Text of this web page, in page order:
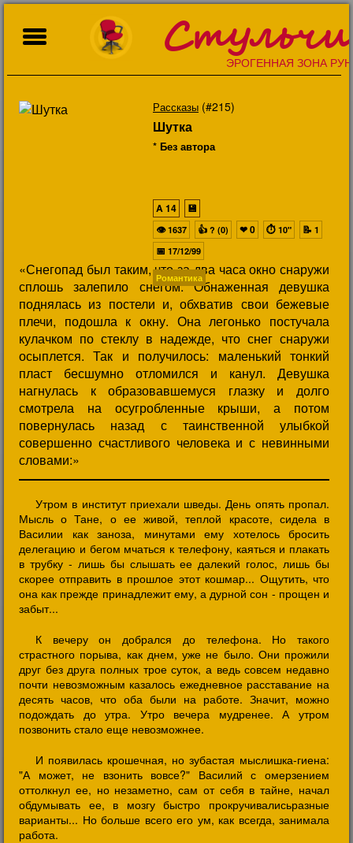
ЭРОГЕННАЯ ЗОНА
Рассказы (#215)
Шутка
* Без автора
«Снегопад был таким, что за два часа окно снаружи
сплошь залепило снегом. Обнаженная девушка
поднялась из постели и, обхватив свои бежевые
плечи, подошла к окну. Она легонько постучала
кулачком по стеклу в надежде, что снег снаружи
осыплется. Так и получилось: маленький тонкий
пласт бесшумно отломился и канул. Девушка
нагнулась к образовавшемуся глазку и долго
смотрела на осугробленные крыши, а потом
повернулась назад с таинственной улыбкой
совершенно счастливого человека и с невинными
словами:»
A14
💾
👁1637 👍 ? (0) ❤0 ⏱ 10" 📝 1
📅 17/12/99
Романтика
Утром в институт приехали шведы. День опять пропал.
Мысль о Тане, о ее живой, теплой красоте, сидела в
Василии как заноза, минутами ему хотелось бросить
делегацию и бегом мчаться к телефону, каяться и плакать
в трубку - лишь бы слышать ее далекий голос, лишь бы
скорее отправить в прошлое этот кошмар... Ощутить, что
она как прежде принадлежит ему, а дурной сон - прощен и
забыт...
К вечеру он добрался до телефона. Но такого
страстного порыва, как днем, уже не было. Они прожили
друг без друга полных трое суток, а ведь совсем недавно
почти невозможным казалось ежедневное расставание на
десять часов, что оба были на работе. Значит, можно
подождать до утра. Утро вечера мудренее. А утром
позвонить стало еще невозможнее.
И появилась крошечная, но зубастая мыслишка-гиена:
"А может, не взонить вовсе?" Василий с омерзением
оттолкнул ее, но незаметно, сам от себя в тайне, начал
обдумывать ее, в мозгу быстро прокручивалисьразные
варианты... Но больше всего его ум, как всегда, занимала
работа.